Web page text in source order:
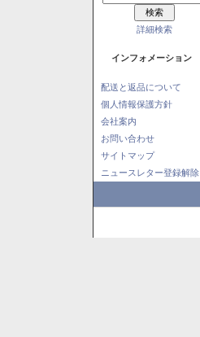
詳細検索
インフォメーション
配送と返品について
個人情報保護方針
会社案内
お問い合わせ
サイトマップ
ニュースレター登録解除